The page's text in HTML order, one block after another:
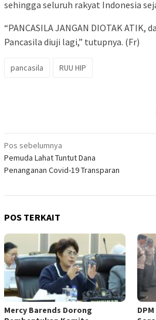
sehingga seluruh rakyat Indonesia
“PANCASILA JANGAN DIOTAK ATIK,
Pancasila diuji lagi,” tutupnya. (Fr)
pancasila RUU HIP
Navigasi
pos
Pos sebelumnya
Pemuda Lahat Tuntut Dana
Penanganan Covid-19 Transparan
POS TERKAIT
Mercy Barends Dorong